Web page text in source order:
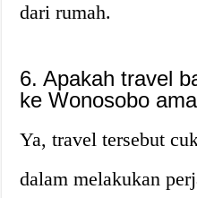
dari rumah.
6. Apakah travel
ke Wonosobo
Ya, travel tersebut
dalam melakukan